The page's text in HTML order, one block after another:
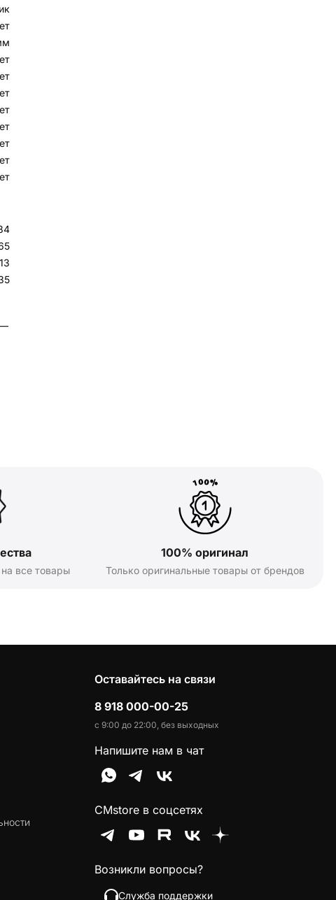
13
—
все товары
100% оригинал
Только оригинальные товары от брендов
Оставайтесь на связи
8 918 000-00-25
с 9:00 до 22:00, без выходных
Напишите нам в чат
CMstore в соцсетях
Возникли вопросы?
Служба поддержки